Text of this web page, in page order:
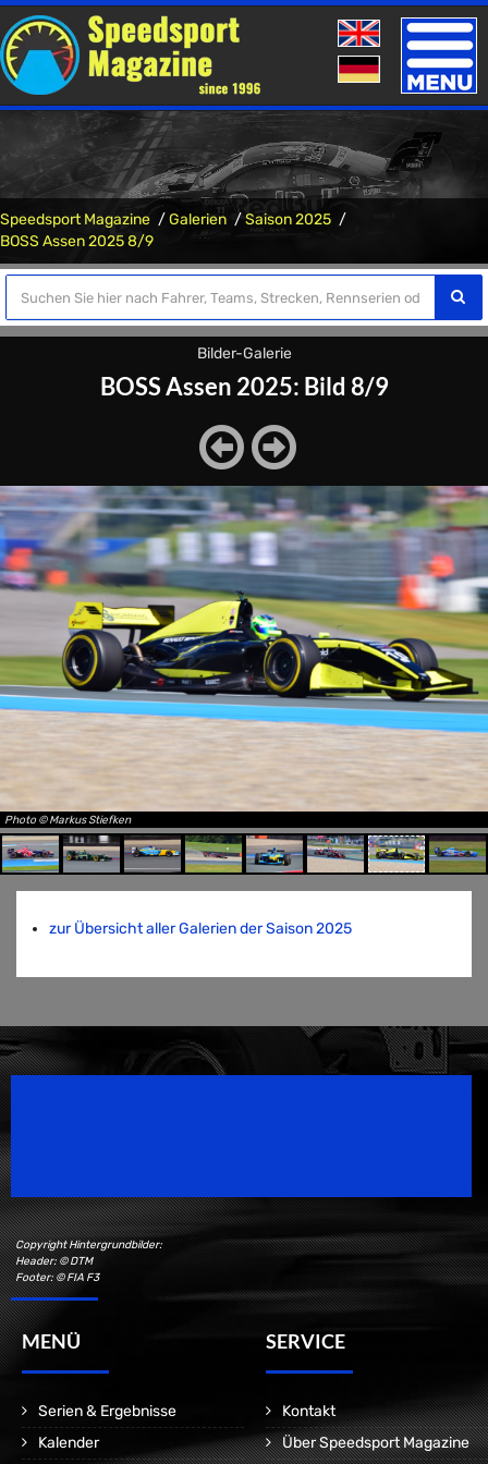
Toggle
Speedsport Magazine Galerien
Saison 2025
BOSS Assen 2025 8/9
Bilder-Galerie
BOSS Assen 2025: Bild 8/9
Photo © Markus Stiefken
zur Übersicht aller Galerien der Saison 2025
Copyright Hintergrundbilder:
Header: © DTM
Footer: © FIA F3
MENÜ
Serien & Ergebnisse
Kalender
SERVICE
Kontakt
Über Speedsport Magazine